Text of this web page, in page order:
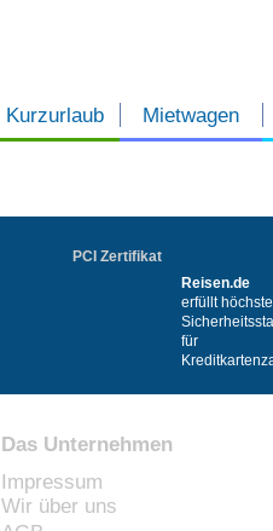
Kurzurlaub Mietwagen
PCI Zertifikat
Reisen.de
erfüllt höchste
für
Das Unternehmen
Impressum
Wir über uns